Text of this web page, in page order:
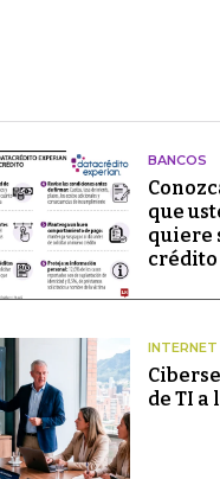
BANCOS
que
quiere
crédito
de TI a